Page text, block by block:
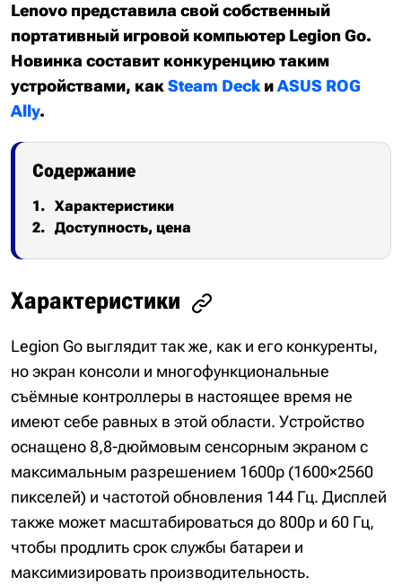
Lenovo представила свой собственный
портативный игровой компьютер Legion Go.
Новинка составит конкуренцию таким
устройствами, какSteam Deck иASUS ROG
Ally.
Содержание
Характеристики
Доступность, цена
Характеристики
Legion Go выглядит так же, как и его конкуренты,
но экран консоли и многофункциональные
съёмные контроллеры в настоящее время не
имеют себе равных в этой области. Устройство
оснащено 8,8-дюймовым сенсорным экраном с
максимальным разрешением 1600p (1600×2560
пикселей) и частотой обновления 144 Гц. Дисплей
также может масштабироваться до 800p и 60 Гц,
чтобы продлить срок службы батареи и
максимизировать производительность.